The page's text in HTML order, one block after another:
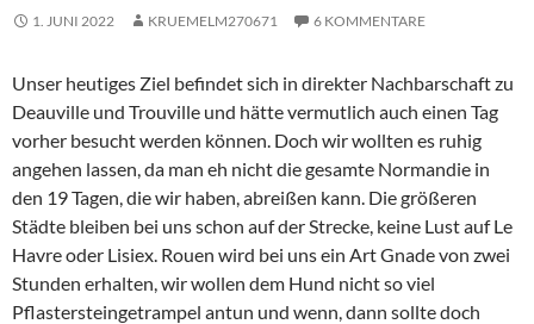
1. JUNI 2022 KRUEMELM270671 6 KOMMENTARE
Unser heutiges Ziel befindet sich in direkter Nachbarschaft zu
Deauville und Trouville und hätte vermutlich auch einen Tag
vorher besucht werden können. Doch wir wollten es ruhig
angehen lassen, da man eh nicht die gesamte Normandie in
den 19 Tagen, die wir haben, abreißen kann. Die größeren
Städte bleiben bei uns schon auf der Strecke, keine Lust auf Le
Havre oder Lisiex. Rouen wird bei uns ein Art Gnade von zwei
Stunden erhalten, wir wollen dem Hund nicht so viel
Pflastersteingetrampel antun und wenn, dann sollte doch